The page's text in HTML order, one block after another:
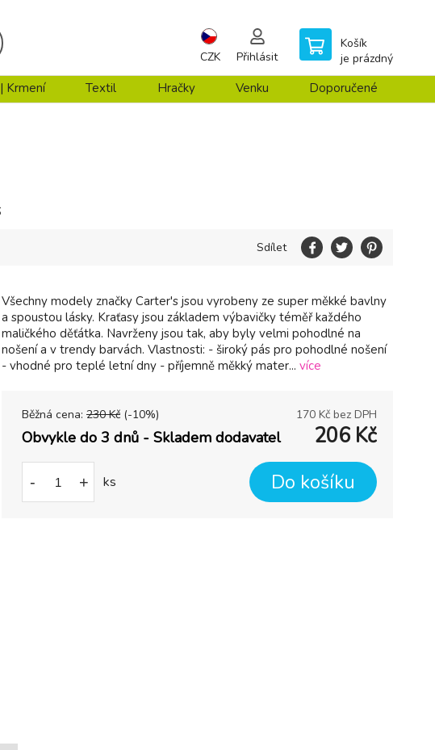
CZK Přihlásit
Košík
je prázdný
Krmení Textil Hračky Venku Doporučené
Všechny modely značky Carter's jsou vyrobeny ze super měkké bavlny
a spoustou lásky. Kraťasy jsou základem výbavičky téměř každého
maličkého děťátka. Navrženy jsou tak, aby byly velmi pohodlné na
nošení a v trendy barvách. Vlastnosti: - široký pás pro pohodlné nošení
- vhodné pro teplé letní dny - příjemně měkký mater... více
Běžná cena: 230 Kč (-10%) 170 Kč bez DPH
Obvykle do 3 dnů - Skladem dodavatel 206 Kč
- + ks Do košíku
Sdílet